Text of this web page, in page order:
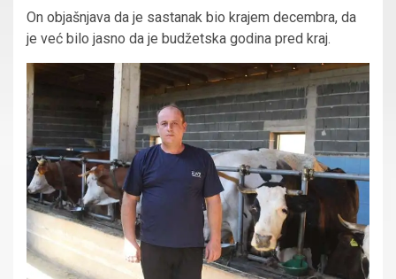
On objašnjava da je sastanak bio krajem decembra, da
je već bilo jasno da je budžetska godina pred kraj.